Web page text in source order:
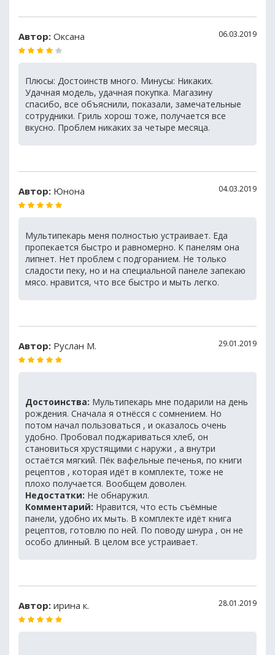
Автор: Оксана 06.03.2019
Плюсы: Достоинств много. Минусы: Никаких.
Удачная модель, удачная покупка. Магазину
спасибо, все объяснили, показали, замечательные
сотрудники. Гриль хорош тоже, получается все
вкусно. Проблем никаких за четыре месяца.
Автор: Юнона 04.03.2019
Мультипекарь меня полностью устраивает. Еда
пропекается быстро и равномерно. К панелям она
липнет. Нет проблем с подгоранием. Не только
сладости пеку, но и на специальной панеле запекаю
мясо. нравится, что все быстро и мыть легко.
Автор: Руслан М. 29.01.2019
Достоинства: Мультипекарь мне подарили на день
рождения. Сначала я отнёсся с сомнением. Но
потом начал пользоваться , и оказалось очень
удобно. Пробовал поджариваться хлеб, он
становиться хрустящими с наружи , а внутри
остаётся мягкий. Пёк вафельные печенья, по книги
рецептов , которая идёт в комплекте, тоже не
плохо получается. Вообщем доволен.
Недостатки: Не обнаружил.
Комментарий: Нравится, что есть съёмные
панели, удобно их мыть. В комплекте идёт книга
рецептов, готовлю по ней. По поводу шнура , он не
особо длинный. В целом все устраивает.
Автор: ирина к. 28.01.2019